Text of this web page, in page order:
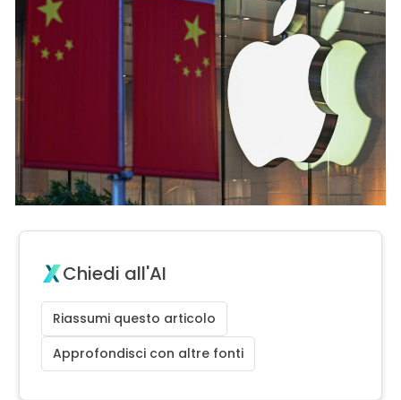
Chiedi all'AI
Riassumi questo articolo
Approfondisci con altre fonti